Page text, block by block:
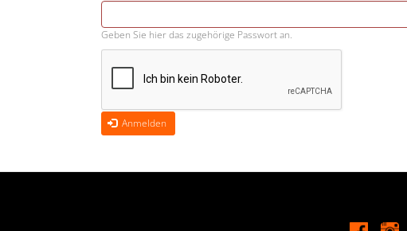
Geben Sie hier das zugehörige Passwort an.
Anmelden